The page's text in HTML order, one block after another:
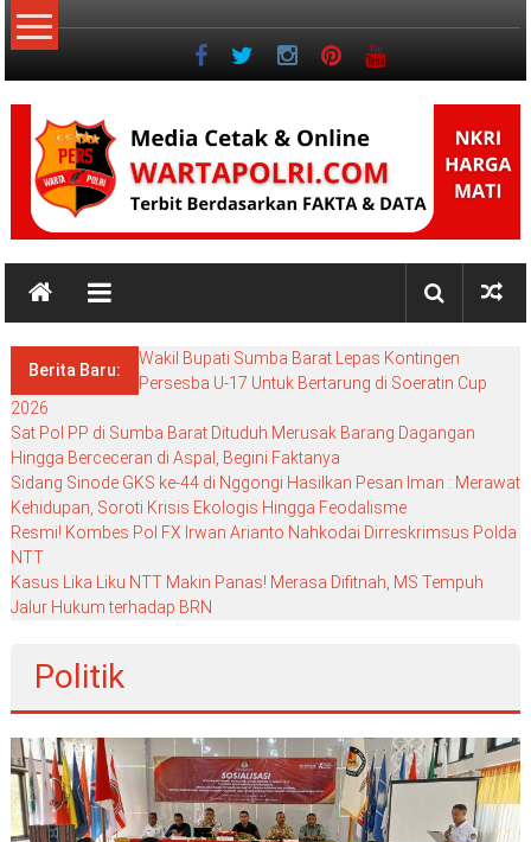
Lompat
ke
NKRI
NKRI
MATIBerita Baru:
Wakil Bupati Sumba Barat Lepas Kontingen
Persesba U-17 Untuk Bertarung di Soeratin Cup
2026
Sat Pol PP di Sumba Barat Dituduh Merusak Barang Dagangan
Hingga Berceceran di Aspal, Begini Faktanya
Sidang Sinode GKS ke-44 di Nggongi Hasilkan Pesan Iman : Merawat
Kehidupan, Soroti Krisis Ekologis Hingga Feodalisme
Resmi! Kombes Pol FX Irwan Arianto Nahkodai Dirreskrimsus Polda
NTT
Kasus Lika Liku NTT Makin Panas! Merasa Difitnah, MS Tempuh
Jalur Hukum terhadap BRN
Politik